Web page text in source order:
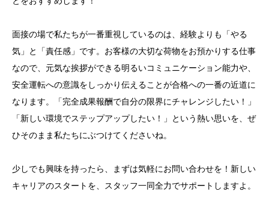
面接の場で私たちが一番重視しているのは、経験よりも「やる
気」と「責任感」です。お客様の大切な荷物をお預かりする仕事
なので、元気な挨拶ができる明るいコミュニケーション能力や、
安全運転への意識をしっかり伝えることが合格への一番の近道に
なります。「完全成果報酬で自分の限界にチャレンジしたい！」
「新しい環境でステップアップしたい！」という熱い思いを、ぜ
ひそのまま私たちにぶつけてくださいね。
少しでも興味を持ったら、まずは気軽にお問い合わせを！新しい
キャリアのスタートを、スタッフ一同全力でサポートしますよ。